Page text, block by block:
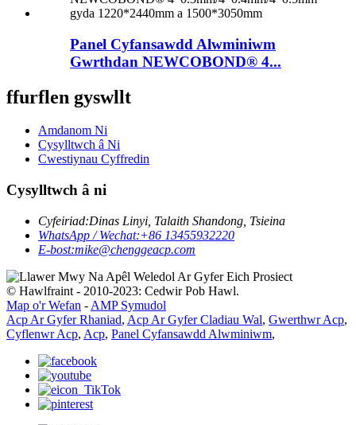
Panel Cyfansawdd Alwminiwm
Gwrthdan NEWCOBOND® 4...
ffurflen gyswllt
Amdanom Ni
Cysylltwch â Ni
Cwestiynau Cyffredin
Cysylltwch â ni
Cyfeiriad:Dinas Linyi, Talaith Shandong, Tsieina
WhatsApp / Wechat:+86 13455932220
E-bost:mike@chenggeacp.com
© Hawlfraint - 2010-2023: Cedwir Pob Hawl.
Map o'r Wefan - AMP Symudol
Acp Ar Gyfer Rhaniad, Acp Ar Gyfer Cladiau Wal, Gwerthwr Acp,
Cyflenwr Acp, Acp, Panel Cyfansawdd Alwminiwm,